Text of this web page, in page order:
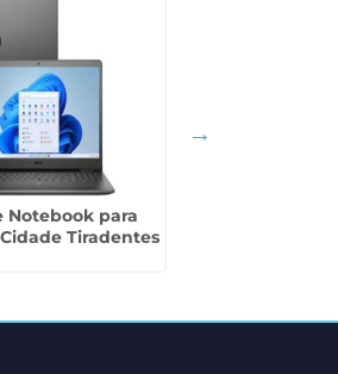
Notebook para
Tiradentes